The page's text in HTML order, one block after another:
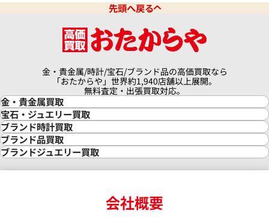
先頭へ戻る
金・貴金属/時計/宝石/ブランド品の高価買取なら
「おたからや」世界約1,940店舗以上展開。
無料査定・出張買取対応。
金・貴金属買取
金買取
金の相場価格情報
金の参考買取価格一覧
インゴット買取
インゴットの相場価格情報
24金買取
宝石・ジュエリー買取
宝石・ジュエリー買取
ダイヤモンド買取
ダイヤモンド・宝石の参考価格一覧
リング・結婚指輪買取
エメラルド買取
ブランド時計買取
時計買取
ロレックス買取
ロレックス デイトナ買取
ロレックス サブマリーナー買取
ロレックス エクスプローラー買取
ロレックス デイトジャスト買取
ブランド品買取
ブランド買取
ブランドジュエリー買取
ヴァンクリーフ＆アーペル買取会社概要